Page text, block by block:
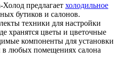
предлагает холодильное
бутиков и салонов.
техники для настройки
хранятся цветы и цветочные
компоненты для установки
в любых помещениях салона